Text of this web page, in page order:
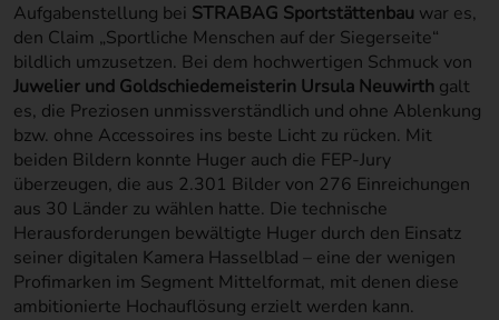
Aufgabenstellung bei STRABAG Sportstättenbau war es,
den Claim „Sportliche Menschen auf der Siegerseite“
bildlich umzusetzen. Bei dem hochwertigen Schmuck von
Juwelier und Goldschiedemeisterin Ursula Neuwirth galt
es, die Preziosen unmissverständlich und ohne Ablenkung
bzw. ohne Accessoires ins beste Licht zu rücken. Mit
beiden Bildern konnte Huger auch die FEP-Jury
überzeugen, die aus 2.301 Bilder von 276 Einreichungen
aus 30 Länder zu wählen hatte. Die technische
Herausforderungen bewältigte Huger durch den Einsatz
seiner digitalen Kamera Hasselblad – eine der wenigen
Profimarken im Segment Mittelformat, mit denen diese
ambitionierte Hochauflösung erzielt werden kann.